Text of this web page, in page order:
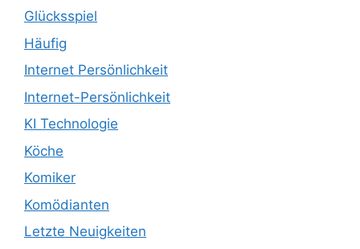
Glücksspiel
Häufig
Internet Persönlichkeit
Internet-Persönlichkeit
KI Technologie
Köche
Komiker
Komödianten
Letzte Neuigkeiten